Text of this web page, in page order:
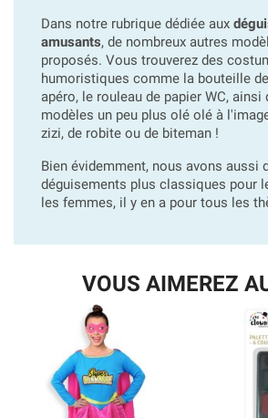
Dans notre rubrique dédiée aux
amusants, de nombreux autres
proposés. Vous trouverez des
humoristiques comme la bouteille
apéro, le rouleau de papier WC, ainsi
modèles un peu plus olé olé à
zizi, de robite ou de biteman !
Bien évidemment, nous avons aussi
déguisements plus classiques pour
les femmes, il y en a pour tous les
VOUS AIMEREZ